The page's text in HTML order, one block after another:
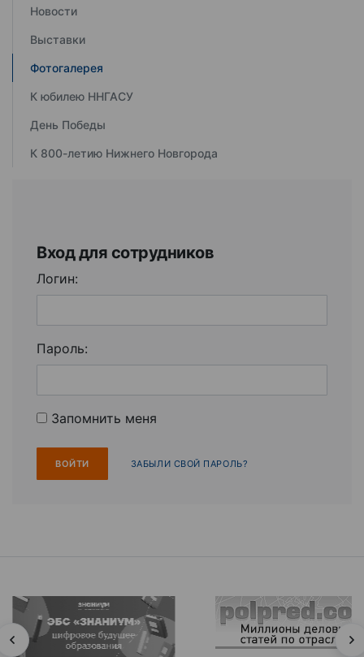
Новости
Выставки
Фотогалерея
К юбилею ННГАСУ
День Победы
К 800-летию Нижнего Новгорода
Вход для сотрудников
Логин:
Пароль:
Запомнить меня
ЗАБЫЛИ СВОЙ ПАРОЛЬ?